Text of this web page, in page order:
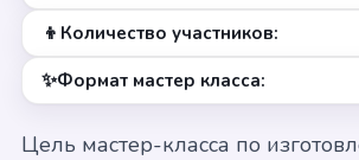
👦 Количество участников:
✨Формат мастер класса:
Цель мастер-класса по